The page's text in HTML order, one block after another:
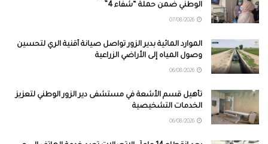
الوطني ضمن حملة “شفاء 4”
الموارد المائية بدير الزور تواصل صيانة أقنية الري لتحسين
وصول المياه إلى الأراضي الزراعية
تأهيل قسم الأشعة في مستشفى دير الزور الوطني لتعزيز
الخدمات التشخيصية